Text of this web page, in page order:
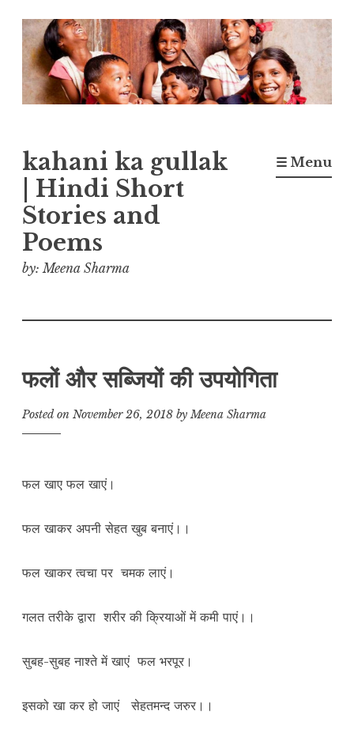
Skip
to
content
kahani ka gullak
| Hindi Short
Stories and
Poems
by: Meena Sharma
☰ Menu
फलों और सब्जियों की उपयोगिता
Posted on November 26, 2018 byMeena Sharma
फल खाए फल खाएं।
फल खाकर अपनी सेहत खुब बनाएं।।
फल खाकर त्वचा पर चमक लाएं।
गलत तरीके द्वारा शरीर की क्रियाओं में कमी पाएं।।
सुबह-सुबह नाश्ते में खाएं फल भरपूर।
इसको खा कर हो जाएं सेहतमन्द जरुर।।